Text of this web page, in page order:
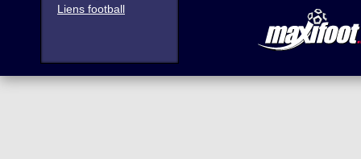
Liens football